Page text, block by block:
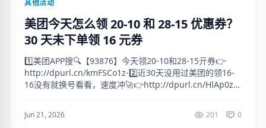
其他活动
美团今天怎么领 20-10 和 28-15 优惠券？
30 天未下单领 16 元券
1️⃣美团APP搜🔍【93876】今天领20-10和28-15亓券👉
http://dpurl.cn/kmFSCo1z-2️⃣近30天没用过美团的领16-
16没有就换号看看，速度冲🚀👉http://dpurl.cn/HlAp0zvz
Jun 21, 2026 201 0